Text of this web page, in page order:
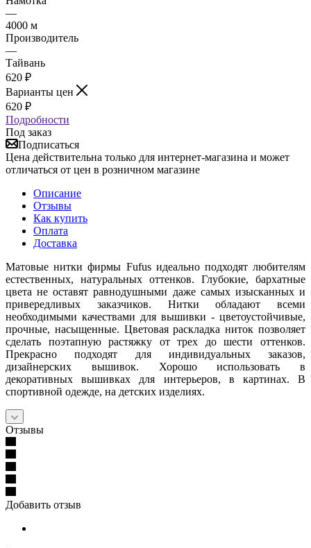
—
4000 м
Производитель
—
Тайвань
620 ₽
Варианты цен
620 ₽
Подробности
Под заказ
Подписаться
Цена действительна только для интернет-магазина и может
отличаться от цен в розничном магазине
Описание
Отзывы
Как купить
Оплата
Доставка
Матовые нитки фирмы Fufus идеально подходят любителям
естественных, натуральных оттенков. Глубокие, бархатные
цвета не оставят равнодушными даже самых изысканных и
привередливых заказчиков. Нитки обладают всеми
необходимыми качествами для вышивки - цветоустойчивые,
прочные, насыщенные. Цветовая раскладка ниток позволяет
сделать поэтапную растяжку от трех до шести оттенков.
Прекрасно подходят для индивидуальных заказов,
дизайнерских вышивок. Хорошо использовать в
декоративных вышивках для интерьеров, в картинах. В
спортивной одежде, на детских изделиях.
Отзывы
Добавить отзыв